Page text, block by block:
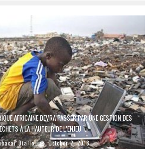
AFRICAINE DEVRA PASSER PAR UNE GESTION DES
À LA HAUTEUR DE L’ENJEU
Diallo October 2, 2018